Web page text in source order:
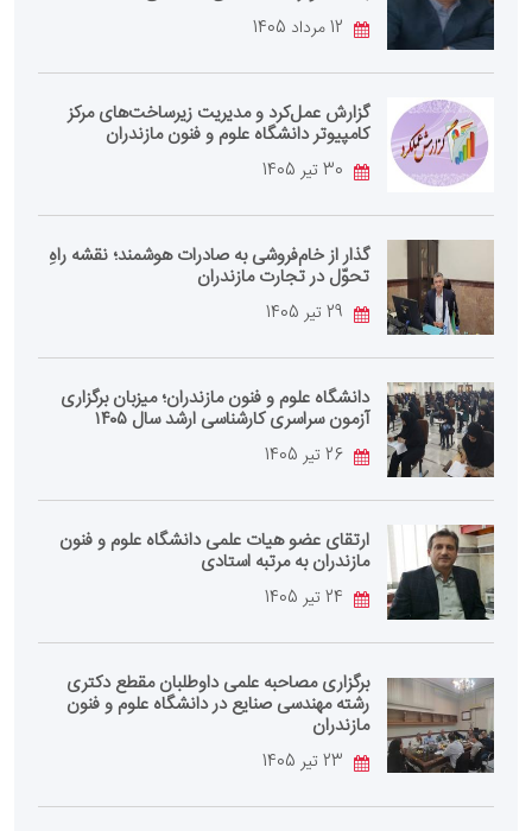
گزارش عمل‌کرد و مدیریت زیرساخت‌های مرکز
کامپیوتر دانشگاه علوم و فنون مازندران
گذار از خام‌فروشی به صادرات هوشمند؛ نقشه راهِ
تحوّل در تجارت مازندران
دانشگاه علوم و فنون مازندران؛ میزبان برگزاری
آزمون سراسری کارشناسی‌ ارشد سال ۱۴۰۵
ارتقای عضو هیات علمی دانشگاه علوم و فنون
مازندران به مرتبه استادی
برگزاری مصاحبه علمی داوطلبان مقطع دکتری
رشته مهندسی صنایع در دانشگاه علوم و فنون
مازندران